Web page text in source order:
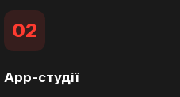
02
App-студії